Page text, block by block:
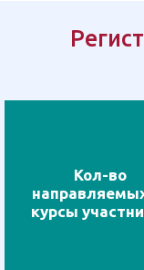
Кол-во
курсы